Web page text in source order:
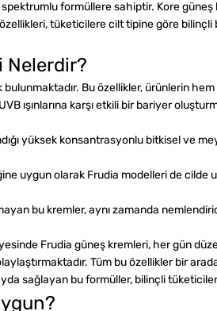
spektrumlu formüllere sahiptir. Kore
tüketicilere cilt tipine göre bilinçli
Nelerdir?
Bu özellikler, ürünlerin
ışınlarına karşı etkili bir bariyer
yüksek konsantrasyonlu bitkisel ve
uygun olarak Frudia modelleri de cilde
bu kremler, aynı zamanda
Frudia güneş kremleri, her gün
Tüm bu özellikler bir
sağlayan bu formüller, bilinçli